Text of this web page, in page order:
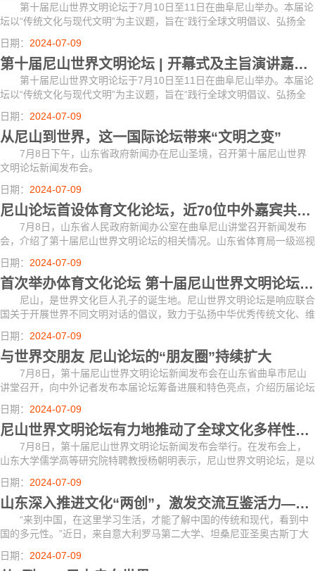
第十届尼山世界文明论坛于7月10日至11日在曲阜尼山举办。本届论
坛以“传统文化与现代文明”为主议题，旨在“践行全球文明倡议、弘扬全
人类共同价值、构建人类命运共同体”，由文化和旅游部、国务院侨务办
公室、中...
日期： 2024-07-09
第十届尼山世界文明论坛 | 开幕式及主旨演讲嘉宾介绍
第十届尼山世界文明论坛于7月10日至11日在曲阜尼山举办。本届论
坛以“传统文化与现代文明”为主议题，旨在“践行全球文明倡议、弘扬全
人类共同价值、构建人类命运共同体”，由文化和旅游部、国务院侨务办
公室、中...
日期： 2024-07-09
从尼山到世界，这一国际论坛带来“文明之变”
7月8日下午，山东省政府新闻办在尼山圣境，召开第十届尼山世界
文明论坛新闻发布会。
日期： 2024-07-09
尼山论坛首设体育文化论坛，近70位中外嘉宾共话中华传统文化与奥林匹克精神
7月8日，山东省人民政府新闻办公室在曲阜尼山讲堂召开新闻发布
会，介绍了第十届尼山世界文明论坛的相关情况。山东省体育局一级巡视
员王延奎表示，本次尼山世界文明论坛首设体育文化论坛，体育文化论坛
举办恰逢奥...
日期： 2024-07-09
首次举办体育文化论坛 第十届尼山世界文明论坛国际学者比例超过50%
尼山，是世界文化巨人孔子的诞生地。尼山世界文明论坛是响应联合
国关于开展世界不同文明对话的倡议，致力于弘扬中华优秀传统文化、维
护世界文明多样性、推动世界和平发展、构建人类命运共同体，也是以尼
山命名的...
日期： 2024-07-09
与世界交朋友 尼山论坛的“朋友圈”持续扩大
7月8日，第十届尼山世界文明论坛新闻发布会在山东省曲阜市尼山
讲堂召开，向中外记者发布本届论坛筹备进展和特色亮点，介绍历届论坛
成果成效。
日期： 2024-07-09
尼山世界文明论坛有力地推动了全球文化多样性的发展
7月8日，第十届尼山世界文明论坛新闻发布会举行。在发布会上，
山东大学儒学高等研究院特聘教授杨朝明表示，尼山世界文明论坛，是以
中国古代伟大的思想家、教育家孔子诞生地——尼山命名，以开展世界不
同文明对话...
日期： 2024-07-09
山东深入推进文化“两创”，激发交流互鉴活力——把中国故事讲得越来越精彩
“来到中国，在这里学习生活，才能了解中国的传统和现代，看到中
国的多元性。”近日，来自意大利罗马第二大学、坦桑尼亚圣奥古斯丁大
学、印度德里大学的三位国际知名汉学家到访山东，在参访孔庙孔府、孟
庙孟府、...
日期： 2024-07-09